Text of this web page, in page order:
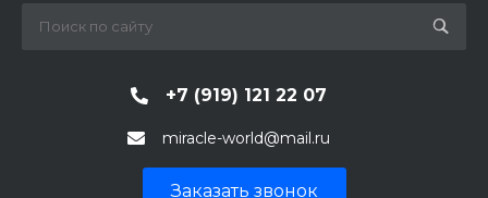
+7 (919) 121 22 07
miracle-world@mail.ru
Заказать звонок